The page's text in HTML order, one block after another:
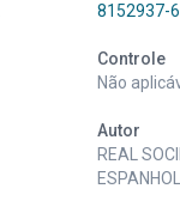
8152937-
Controle
Não
Autor
REAL